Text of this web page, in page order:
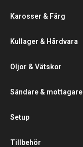
Karosser & Färg
Kullager & Hårdvara
Oljor & Vätskor
Sändare & mottagare
Setup
Tillbehör